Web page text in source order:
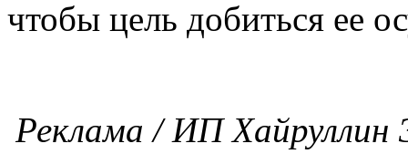
чтобы цель добиться ее
Реклама / ИП